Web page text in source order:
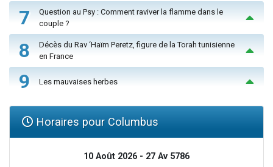
7
Question au Psy : Comment raviver la flamme dans le
couple ?
8
Décès du Rav ‘Haïm Peretz, figure de la Torah tunisienne
en France
9 Les mauvaises herbes
Horaires pour Columbus
10 Août 2026 - 27 Av 5786